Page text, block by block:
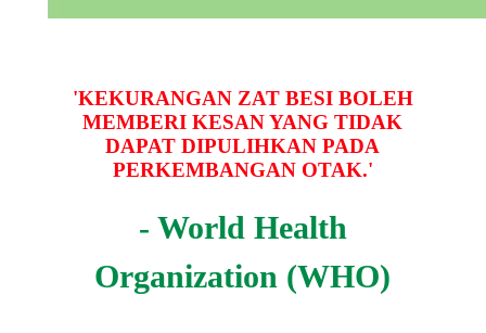
'KEKURANGAN ZAT BESI BOLEH
MEMBERI KESAN YANG TIDAK
DAPAT DIPULIHKAN PADA
PERKEMBANGAN OTAK.'
- World Health
Organization (WHO)